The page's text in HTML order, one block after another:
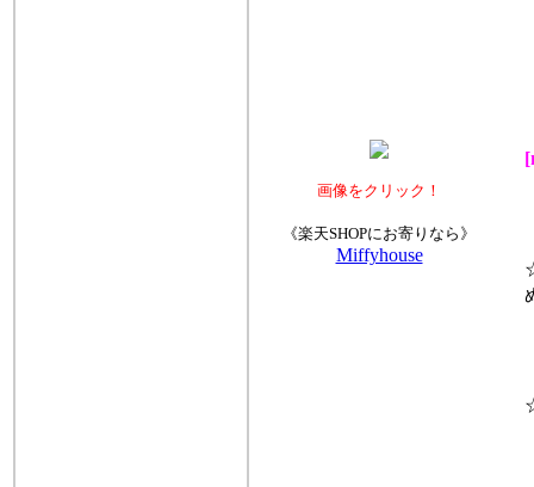
☆
☆
画像をクリック！
《楽天SHOPにお寄りなら》
Miffyhouse